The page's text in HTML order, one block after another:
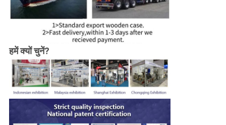
हमें क्यों चुनें?